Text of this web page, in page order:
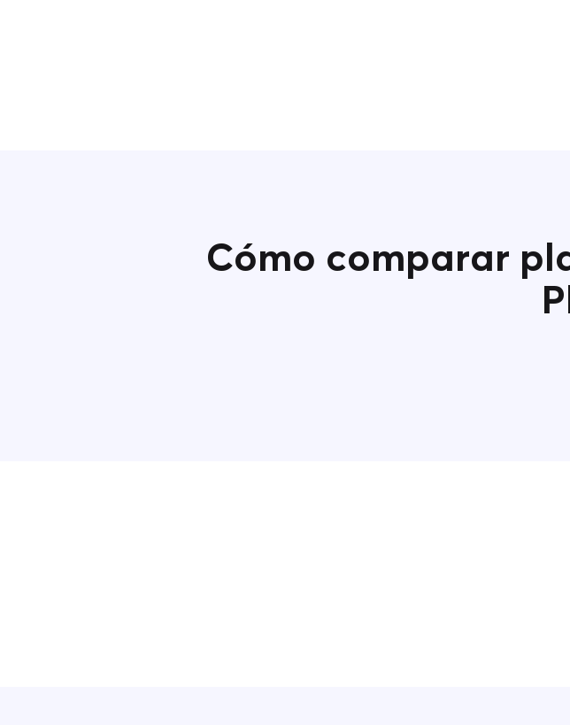
Cómo comparar